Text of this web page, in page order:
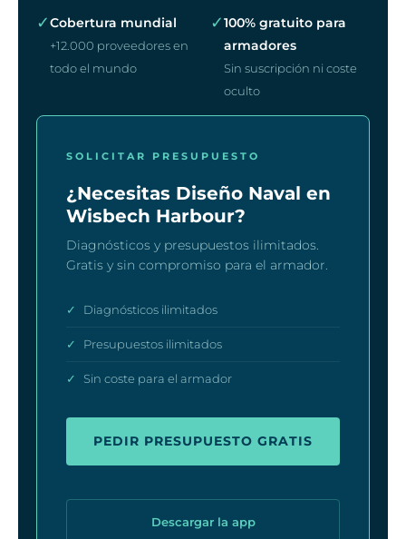
✓Cobertura mundial
+12.000 proveedores en
todo el mundo
✓100% gratuito para
armadores
Sin suscripción ni coste
oculto
SOLICITAR PRESUPUESTO
¿Necesitas Diseño Naval en
Wisbech Harbour?
Diagnósticos y presupuestos ilimitados.
Gratis y sin compromiso para el armador.
✓ Diagnósticos ilimitados
✓ Presupuestos ilimitados
✓ Sin coste para el armador
PEDIR PRESUPUESTO GRATIS
Descargar la app